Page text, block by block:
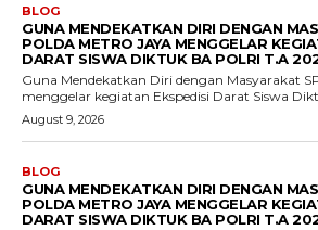
BLOG
GUNA MENDEKATKAN DIRI DENGAN
POLDA METRO JAYA MENGGELAR
DARAT SISWA DIKTUK BA POLRI T.A
Guna Mendekatkan Diri dengan Masyarakat
menggelar kegiatan Ekspedisi Darat Siswa
August 9, 2026
BLOG
GUNA MENDEKATKAN DIRI DENGAN
POLDA METRO JAYA MENGGELAR
DARAT SISWA DIKTUK BA POLRI T.A